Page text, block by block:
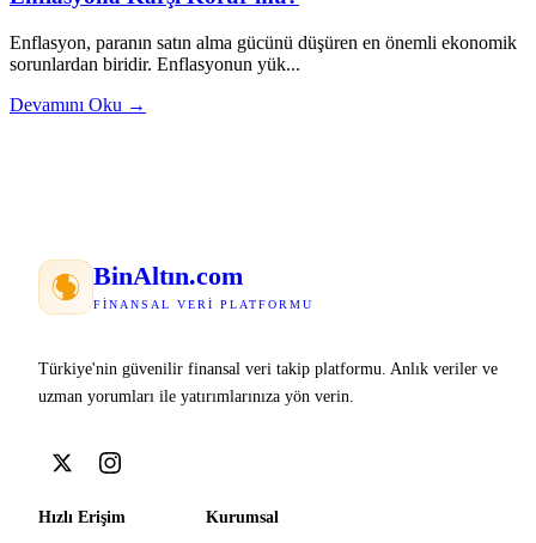
Enflasyon, paranın satın alma gücünü düşüren en önemli ekonomik
sorunlardan biridir. Enflasyonun yük...
Devamını Oku →
BinAltın.com
FINANSAL VERI PLATFORMU
Türkiye'nin güvenilir finansal veri takip platformu. Anlık veriler ve
uzman yorumları ile yatırımlarınıza yön verin.
Hızlı Erişim Kurumsal